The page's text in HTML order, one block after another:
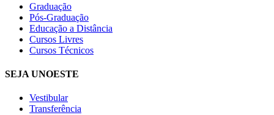
Graduação
Pós-Graduação
Educação a Distância
Cursos Livres
Cursos Técnicos
SEJA UNOESTE
Vestibular
Transferência